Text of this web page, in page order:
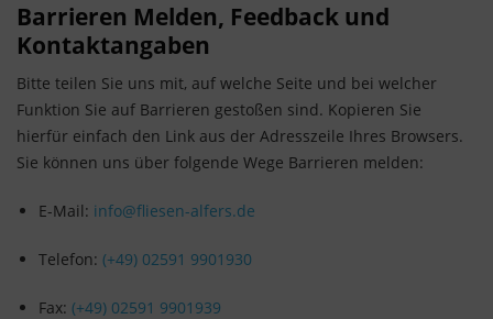
Barrieren Melden, Feedback und
Kontaktangaben
Bitte teilen Sie uns mit, auf welche Seite und bei welcher
Funktion Sie auf Barrieren gestoßen sind. Kopieren Sie
hierfür einfach den Link aus der Adresszeile Ihres Browsers.
Sie können uns über folgende Wege Barrieren melden:
E-Mail: info@fliesen-alfers.de
Telefon: (+49) 02591 9901930
Fax: (+49) 02591 9901939